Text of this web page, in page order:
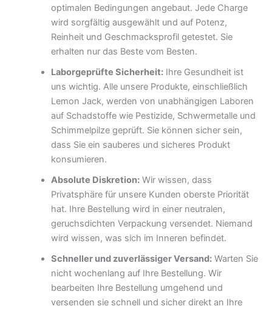
optimalen Bedingungen angebaut. Jede Charge
wird sorgfältig ausgewählt und auf Potenz,
Reinheit und Geschmacksprofil getestet. Sie
erhalten nur das Beste vom Besten.
Laborgeprüfte Sicherheit:Ihre Gesundheit ist
uns wichtig. Alle unsere Produkte, einschließlich
Lemon Jack, werden von unabhängigen Laboren
auf Schadstoffe wie Pestizide, Schwermetalle und
Schimmelpilze geprüft. Sie können sicher sein,
dass Sie ein sauberes und sicheres Produkt
konsumieren.
Absolute Diskretion:Wir wissen, dass
Privatsphäre für unsere Kunden oberste Priorität
hat. Ihre Bestellung wird in einer neutralen,
geruchsdichten Verpackung versendet. Niemand
wird wissen, was sich im Inneren befindet.
Schneller und zuverlässiger Versand:Warten Sie
nicht wochenlang auf Ihre Bestellung. Wir
bearbeiten Ihre Bestellung umgehend und
versenden sie schnell und sicher direkt an Ihre